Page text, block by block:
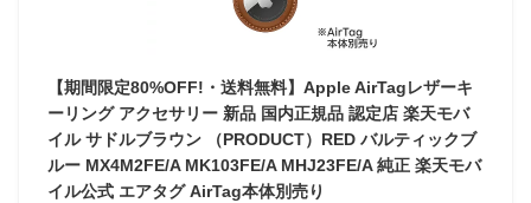
【期間限定80%OFF!・送料無料】Apple AirTagレザーキ
ーリング アクセサリー 新品 国内正規品 認定店 楽天モバ
イル サドルブラウン （PRODUCT）RED バルティックブ
ルー MX4M2FE/A MK103FE/A MHJ23FE/A 純正 楽天モバ
イル公式 エアタグ AirTag本体別売り